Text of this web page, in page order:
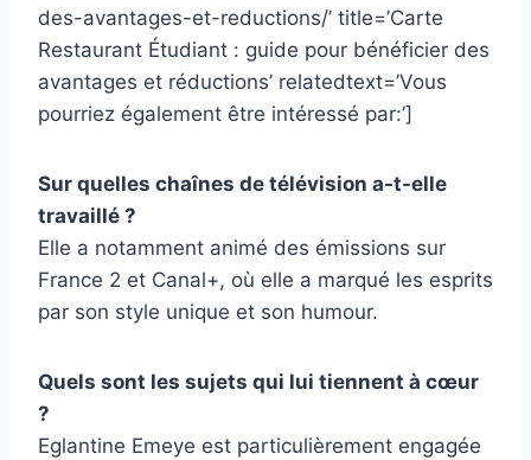
des-avantages-et-reductions/’ title=’Carte
Restaurant Étudiant : guide pour bénéficier des
avantages et réductions’ relatedtext=’Vous
pourriez également être intéressé par:’]
Sur quelles chaînes de télévision a-t-elle
travaillé ?
Elle a notamment animé des émissions sur
France 2 et Canal+, où elle a marqué les esprits
par son style unique et son humour.
Quels sont les sujets qui lui tiennent à cœur
?
Eglantine Emeye est particulièrement engagée